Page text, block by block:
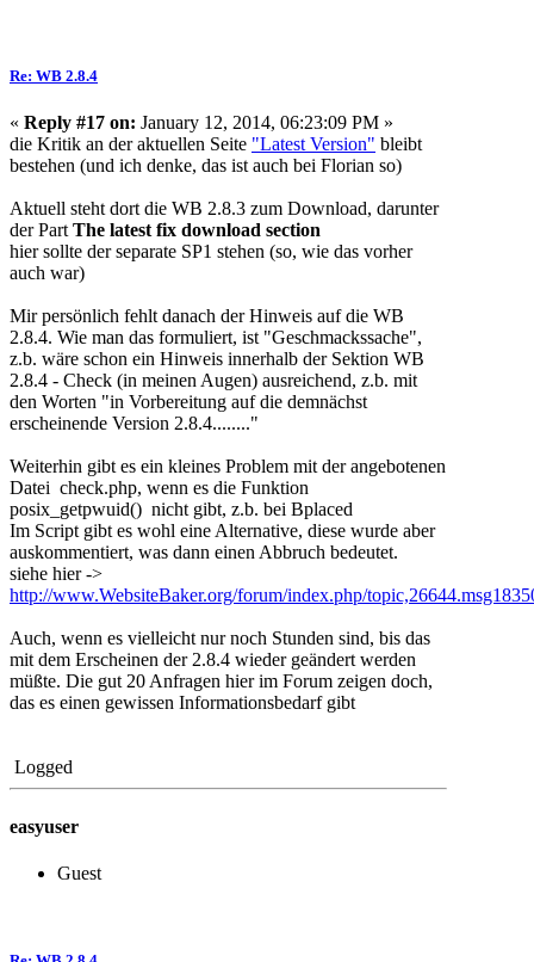
Re: WB 2.8.4
« Reply #17 on: January 12, 2014, 06:23:09 PM »
die Kritik an der aktuellen Seite "Latest Version" bleibt
bestehen (und ich denke, das ist auch bei Florian so)
Aktuell steht dort die WB 2.8.3 zum Download, darunter
der Part The latest fix download section
hier sollte der separate SP1 stehen (so, wie das vorher
auch war)
Mir persönlich fehlt danach der Hinweis auf die WB
2.8.4. Wie man das formuliert, ist "Geschmackssache",
z.b. wäre schon ein Hinweis innerhalb der Sektion WB
2.8.4 - Check (in meinen Augen) ausreichend, z.b. mit
den Worten "in Vorbereitung auf die demnächst
erscheinende Version 2.8.4........"
Weiterhin gibt es ein kleines Problem mit der angebotenen
Datei check.php, wenn es die Funktion
posix_getpwuid() nicht gibt, z.b. bei Bplaced
Im Script gibt es wohl eine Alternative, diese wurde aber
auskommentiert, was dann einen Abbruch bedeutet.
siehe hier ->
http://www.WebsiteBaker.org/forum/index.php/
Auch, wenn es vielleicht nur noch Stunden sind, bis das
mit dem Erscheinen der 2.8.4 wieder geändert werden
müßte. Die gut 20 Anfragen hier im Forum zeigen doch,
das es einen gewissen Informationsbedarf gibt
Logged
easyuser
Guest